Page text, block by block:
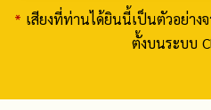
* เสียงที่ท่านได้ยินนี้เป็นตัวอย่าง
ตั้งบนระบบ